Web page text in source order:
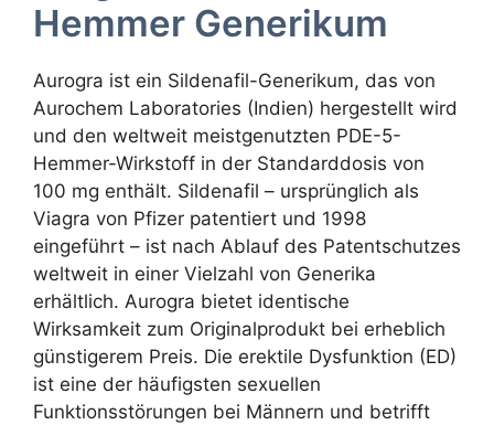
Hemmer Generikum
Aurogra ist ein Sildenafil-Generikum, das von
Aurochem Laboratories (Indien) hergestellt wird
und den weltweit meistgenutzten PDE-5-
Hemmer-Wirkstoff in der Standarddosis von
100 mg enthält. Sildenafil – ursprünglich als
Viagra von Pfizer patentiert und 1998
eingeführt – ist nach Ablauf des Patentschutzes
weltweit in einer Vielzahl von Generika
erhältlich. Aurogra bietet identische
Wirksamkeit zum Originalprodukt bei erheblich
günstigerem Preis. Die erektile Dysfunktion (ED)
ist eine der häufigsten sexuellen
Funktionsstörungen bei Männern und betrifft